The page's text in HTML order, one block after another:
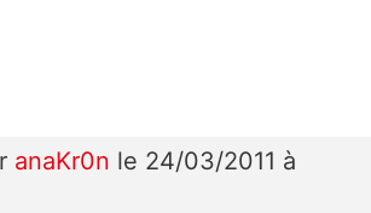
anaKr0n le 24/03/2011 à